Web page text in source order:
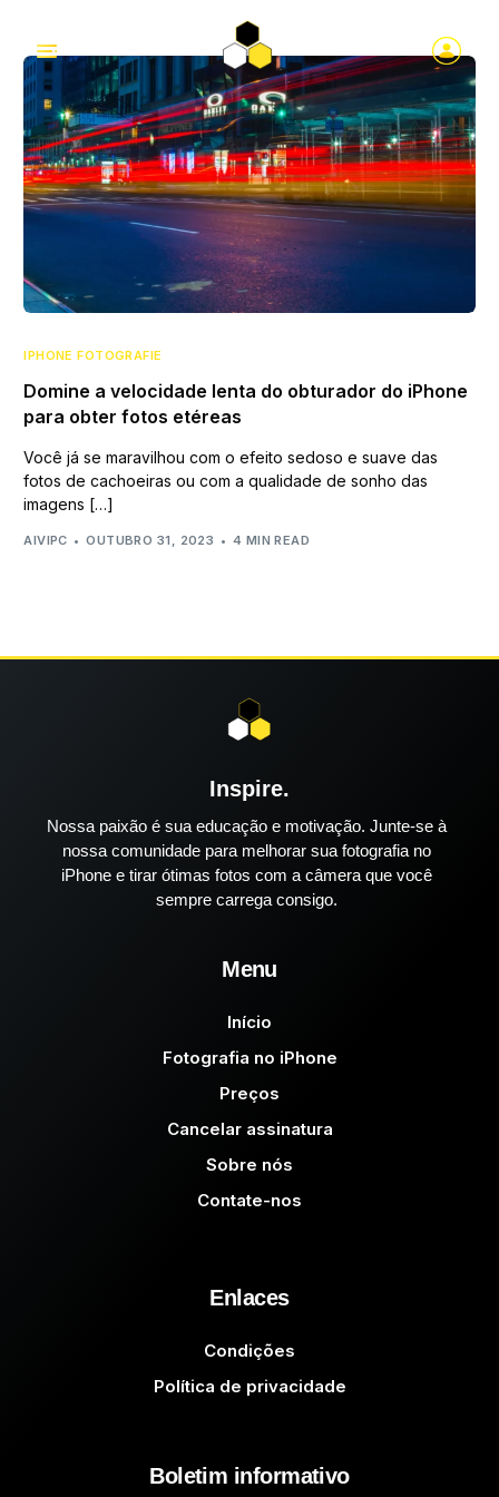
IPHONE FOTOGRAFIE
Domine a velocidade lenta do obturador do iPhone
para obter fotos etéreas
Você já se maravilhou com o efeito sedoso e suave das
fotos de cachoeiras ou com a qualidade de sonho das
imagens […]
AIVIPC OUTUBRO 31, 2023 4 MIN READ
Inspire.
Nossa paixão é sua educação e motivação. Junte-se à
nossa comunidade para melhorar sua fotografia no
iPhone e tirar ótimas fotos com a câmera que você
sempre carrega consigo.
Menu
Início
Fotografia no iPhone
Preços
Cancelar assinatura
Sobre nós
Contate-nos
Enlaces
Condições
Política de privacidade
Boletim informativo